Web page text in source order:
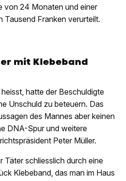
von 24 Monaten und einer
Tausend Franken verurteilt.
mit Klebeband
hatte der Beschuldigte
Unschuld zu beteuern. Das
des Mannes aber keinen
DNA-Spur und weitere
Peter Müller.
Täter schliesslich durch eine
Klebeband, das man im Haus